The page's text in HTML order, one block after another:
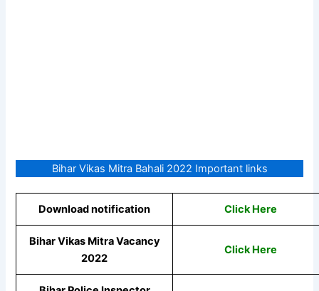
Bihar Vikas Mitra Bahali 2022 Important links
Download notification Click Here
Bihar Vikas Mitra Vacancy
2022
Click Here